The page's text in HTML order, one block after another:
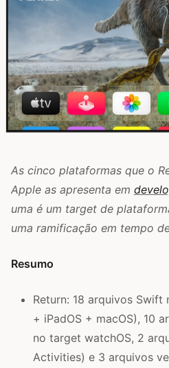
As cinco plataformas que o
Apple as apresenta em
uma é um target de
uma ramificação em tempo
Resumo
Return: 18 arquivos
+ iPadOS + macOS), 10
no target watchOS, 2
Activities) e 3 arquivos